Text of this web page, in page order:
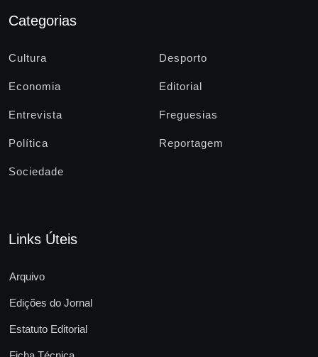
Categorias
Cultura Desporto
Economia Editorial
Entrevista Freguesias
Política Reportagem
Sociedade
Links Úteis
Arquivo
Edições do Jornal
Estatuto Editorial